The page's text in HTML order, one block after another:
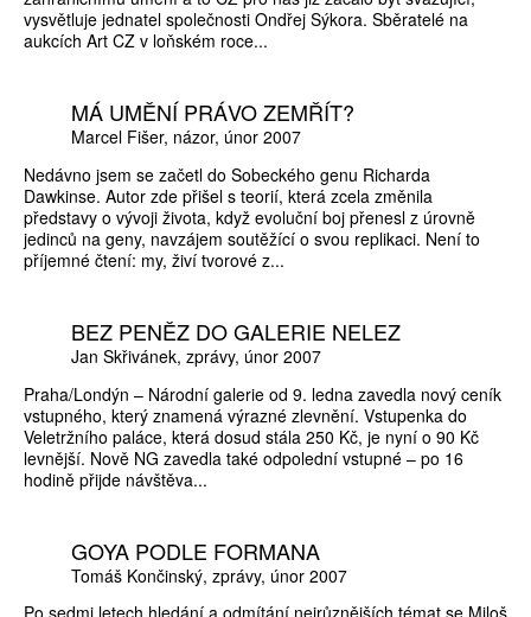
vysvětluje jednatel společnosti Ondřej Sýkora. Sběratelé na
aukcích Art CZ v loňském roce...
MÁ UMĚNÍ PRÁVO ZEMŘÍT?
Marcel Fišer názor únor 2007
Nedávno jsem se začetl do Sobeckého genu Richarda
Dawkinse. Autor zde přišel s teorií, která zcela změnila
představy o vývoji života, když evoluční boj přenesl z úrovně
jedinců na geny, navzájem soutěžící o svou replikaci. Není to
příjemné čtení: my, živí tvorové z...
BEZ PENĚZ DO GALERIE NELEZ
Jan Skřivánek zprávy únor 2007
Praha/Londýn – Národní galerie od 9. ledna zavedla nový ceník
vstupného, který znamená výrazné zlevnění. Vstupenka do
Veletržního paláce, která dosud stála 250 Kč, je nyní o 90 Kč
levnější. Nově NG zavedla také odpolední vstupné – po 16
hodině přijde návštěva...
GOYA PODLE FORMANA
Tomáš Končinský zprávy únor 2007